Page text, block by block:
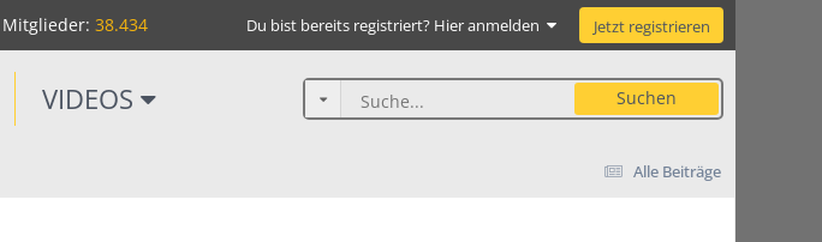
38.434 Du bist bereits registriert? Hier anmelden Jetzt registrieren
VIDEOS Suchen
Alle Beiträge